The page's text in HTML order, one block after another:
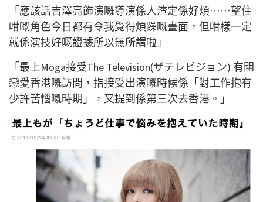
「應該話吉澤亮飾演嘅導演係人渣定係好煩⋯⋯望住
咁嘅角色今日都有令我覺得煩躁嘅畫面，但咁樣一定
就係演技好嘅證據所以無所謂啦」
「最上Moga接受The Television(ザテレビジョン) 有關
戀愛香港嘅訪問，指接受出演嘅時候係「對工作抱有
少許苦惱嘅時期」，又提到係第三次去香港。」